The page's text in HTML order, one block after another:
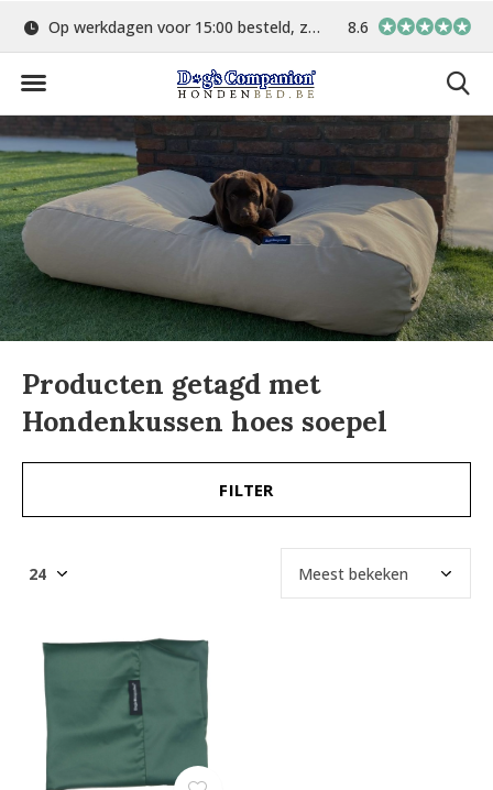
Op werkdagen voor 15:00 besteld, zelfde dag verstuurd Gratis verzending
8.6
Producten getagd met
Hondenkussen hoes soepel
FILTER